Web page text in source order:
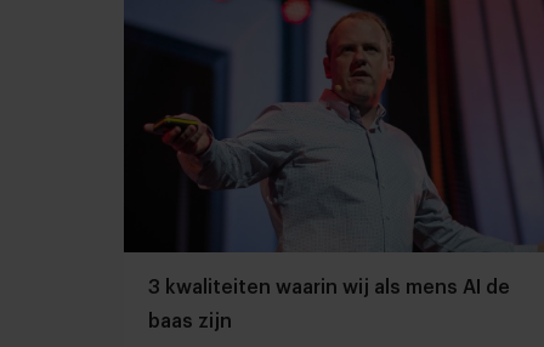
3 kwaliteiten waarin wij als mens AI de
baas zijn